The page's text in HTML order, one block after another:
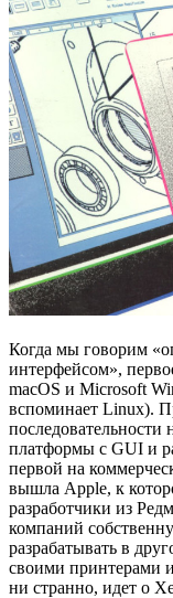
Когда мы говорим
интерфейсом»,
macOS и Microsoft
вспоминает Linux).
последовательности
платформы с GUI и
первой на
вышла Apple, к
разработчики из
компаний
разрабатывать в
своими принтерами
ни странно, идет о